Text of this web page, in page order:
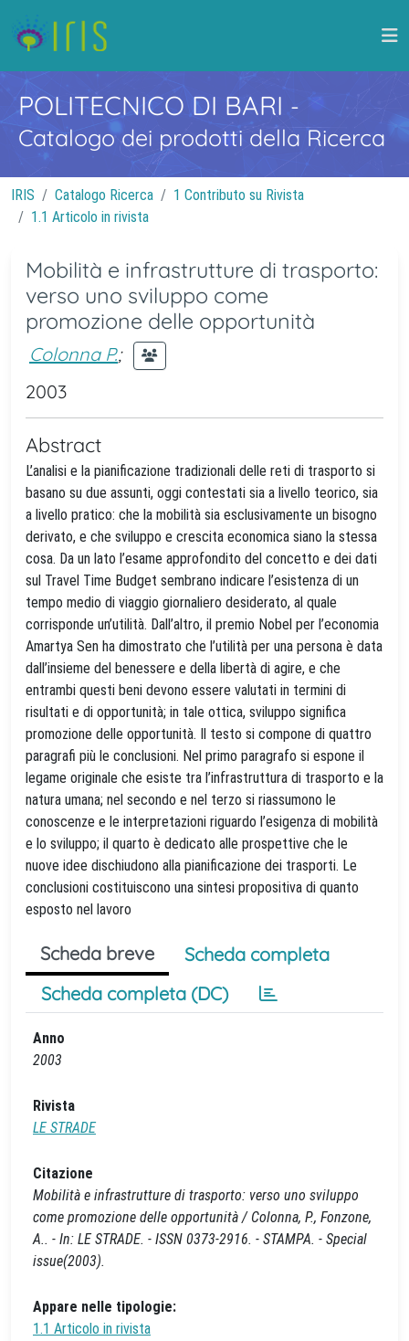
POLITECNICO DI BARI -
Catalogo dei prodotti della Ricerca
IRIS Catalogo Ricerca
1 Contributo su Rivista
1.1 Articolo in rivista
Mobilità e infrastrutture di trasporto:
verso uno sviluppo come
promozione delle opportunità
Colonna P.;
2003
Abstract
L’analisi e la pianificazione tradizionali delle reti di trasporto si
basano su due assunti, oggi contestati sia a livello teorico, sia
a livello pratico: che la mobilità sia esclusivamente un bisogno
derivato, e che sviluppo e crescita economica siano la stessa
cosa. Da un lato l’esame approfondito del concetto e dei dati
sul Travel Time Budget sembrano indicare l’esistenza di un
tempo medio di viaggio giornaliero desiderato, al quale
corrisponde un’utilità. Dall’altro, il premio Nobel per l’economia
Amartya Sen ha dimostrato che l’utilità per una persona è data
dall’insieme del benessere e della libertà di agire, e che
entrambi questi beni devono essere valutati in termini di
risultati e di opportunità; in tale ottica, sviluppo significa
promozione delle opportunità. Il testo si compone di quattro
paragrafi più le conclusioni. Nel primo paragrafo si espone il
legame originale che esiste tra l’infrastruttura di trasporto e la
natura umana; nel secondo e nel terzo si riassumono le
conoscenze e le interpretazioni riguardo l’esigenza di mobilità
e lo sviluppo; il quarto è dedicato alle prospettive che le
nuove idee dischiudono alla pianificazione dei trasporti. Le
conclusioni costituiscono una sintesi propositiva di quanto
esposto nel lavoro
Scheda breve
Scheda completa
Scheda completa (DC)
Anno
2003
Rivista
LE STRADE
Citazione
Mobilità e infrastrutture di trasporto: verso uno sviluppo
come promozione delle opportunità / Colonna, P., Fonzone,
A.. - In: LE STRADE. - ISSN 0373-2916. - STAMPA. - Special
issue(2003).
Appare nelle tipologie:
1.1 Articolo in rivista